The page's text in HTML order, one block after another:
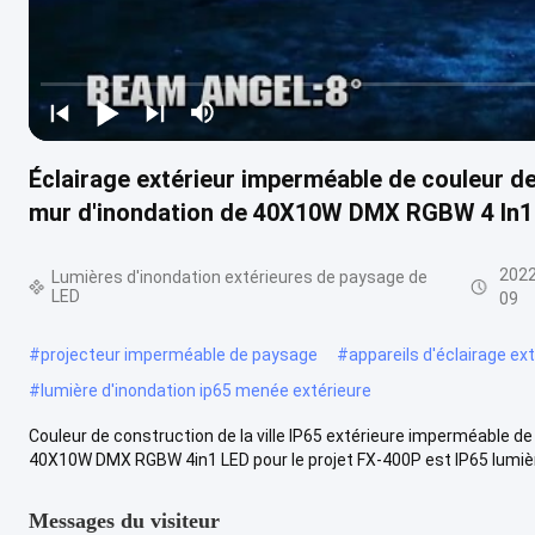
Éclairage extérieur imperméable de couleur
mur d'inondation de 40X10W DMX RGBW 4 In1
Lumières d'inondation extérieures de paysage de
LED
09
#projecteur imperméable de paysage #appareils d'éclairage
#lumière d'inondation ip65 menée extérieure
Couleur de construction de la ville IP65 extérieure imperméable
40X10W DMX RGBW 4in1 LED pour le projet FX-400P est IP65
Messages du visiteur